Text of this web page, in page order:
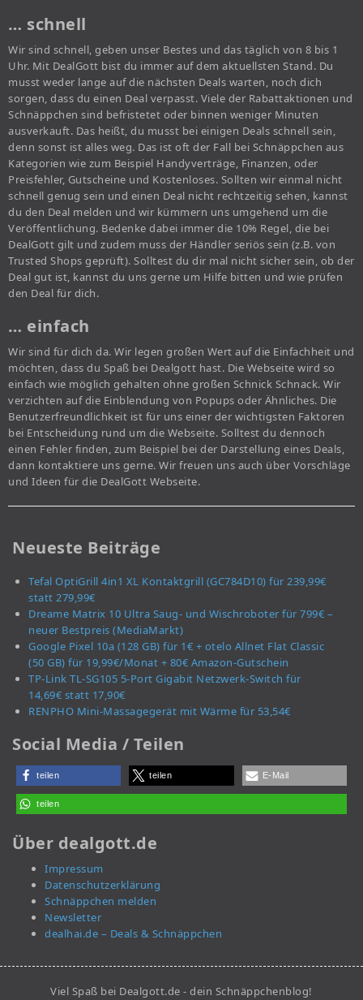
… schnell
Wir sind schnell, geben unser Bestes und das täglich von 8 bis 1
Uhr. Mit DealGott bist du immer auf dem aktuellsten Stand. Du
musst weder lange auf die nächsten Deals warten, noch dich
sorgen, dass du einen Deal verpasst. Viele der Rabattaktionen und
Schnäppchen sind befristetet oder binnen weniger Minuten
ausverkauft. Das heißt, du musst bei einigen Deals schnell sein,
denn sonst ist alles weg. Das ist oft der Fall bei Schnäppchen aus
Kategorien wie zum Beispiel Handyverträge, Finanzen, oder
Preisfehler, Gutscheine und Kostenloses. Sollten wir einmal nicht
schnell genug sein und einen Deal nicht rechtzeitig sehen, kannst
du den Deal melden und wir kümmern uns umgehend um die
Veröffentlichung. Bedenke dabei immer die 10% Regel, die bei
DealGott gilt und zudem muss der Händler seriös sein (z.B. von
Trusted Shops geprüft). Solltest du dir mal nicht sicher sein, ob der
Deal gut ist, kannst du uns gerne um Hilfe bitten und wie prüfen
den Deal für dich.
… einfach
Wir sind für dich da. Wir legen großen Wert auf die Einfachheit und
möchten, dass du Spaß bei Dealgott hast. Die Webseite wird so
einfach wie möglich gehalten ohne großen Schnick Schnack. Wir
verzichten auf die Einblendung von Popups oder Ähnliches. Die
Benutzerfreundlichkeit ist für uns einer der wichtigsten Faktoren
bei Entscheidung rund um die Webseite. Solltest du dennoch
einen Fehler finden, zum Beispiel bei der Darstellung eines Deals,
dann kontaktiere uns gerne. Wir freuen uns auch über Vorschläge
und Ideen für die DealGott Webseite.
Neueste Beiträge
Tefal OptiGrill 4in1 XL Kontaktgrill (GC784D10) für 239,99€
statt 279,99€
Dreame Matrix 10 Ultra Saug- und Wischroboter für 799€ –
neuer Bestpreis (MediaMarkt)
Google Pixel 10a (128 GB) für 1€ + otelo Allnet Flat Classic
(50 GB) für 19,99€/Monat + 80€ Amazon-Gutschein
TP-Link TL-SG105 5-Port Gigabit Netzwerk-Switch für
14,69€ statt 17,90€
RENPHO Mini-Massagegerät mit Wärme für 53,54€
Social Media / Teilen
teilen teilen E-Mail
teilen
Über dealgott.de
Impressum
Datenschutzerklärung
Schnäppchen melden
Newsletter
dealhai.de – Deals & Schnäppchen
Viel Spaß bei Dealgott.de - dein Schnäppchenblog!